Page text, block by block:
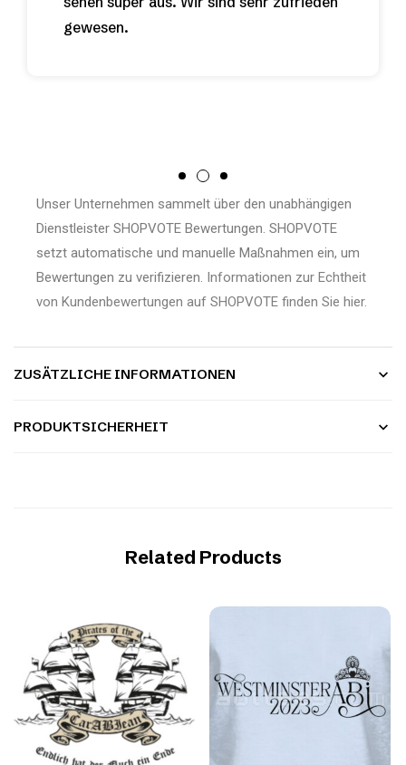
gewesen.
Unser Unternehmen sammelt über den unabhängigen
Dienstleister SHOPVOTE Bewertungen. SHOPVOTE
setzt automatische und manuelle Maßnahmen ein, um
Bewertungen zu verifizieren. Informationen zur Echtheit
von Kundenbewertungen auf SHOPVOTE finden Sie hier.
ZUSÄTZLICHE INFORMATIONEN
PRODUKTSICHERHEIT
Related Products